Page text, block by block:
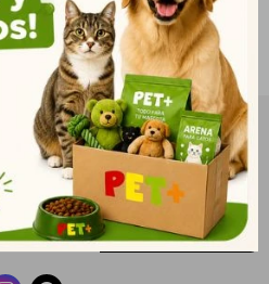
nuestras novedades!
SUSCRIBIRME